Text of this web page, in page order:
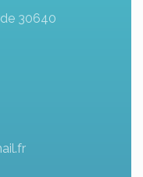
30640